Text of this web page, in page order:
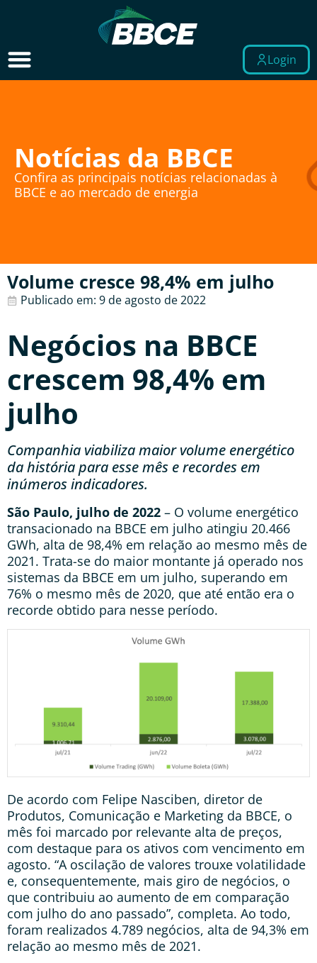
Login
Notícias da BBCE
Confira as principais notícias relacionadas à
BBCE e ao mercado de energia
Volume cresce 98,4% em julho
Publicado em: 9 de agosto de 2022
Negócios na BBCE
crescem 98,4% em
julho
Companhia viabiliza maior volume energético
da históriapara esse mês e recordes em
inúmeros indicadores.
São Paulo, julho de 2022 – O volume energético
transacionado na BBCE em julho atingiu 20.466
GWh, alta de 98,4% em relação ao mesmo mês de
2021. Trata-se do maior montante já operado nos
sistemas da BBCE em um julho, superando em
76% o mesmo mês de 2020, que até então era o
recorde obtido para nesse período.
De acordo com Felipe Nasciben, diretor de
Produtos, Comunicação e Marketing da BBCE, o
mês foi marcado por relevante alta de preços,
com destaque para os ativos com vencimento em
agosto. “A oscilação de valores trouxe volatilidade
e, consequentemente, mais giro de negócios, o
que contribuiu ao aumento de em comparação
com julho do ano passado”, completa. Ao todo,
foram realizados 4.789 negócios, alta de 94,3% em
relação ao mesmo mês de 2021.